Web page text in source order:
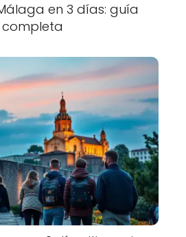
en 3 días: guía
completa